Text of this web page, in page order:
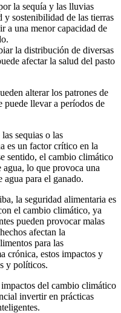
la sequía y las lluvias
y sostenibilidad de las tierras
a una menor capacidad de
la distribución de diversas
afectar la salud del pasto
alterar los patrones de
puede llevar a períodos de
sequias o las
es un factor crítico en la
sentido, el cambio climático
agua, lo que provoca una
para el ganado.
la seguridad alimentaria es
el cambio climático, ya
pueden provocar malas
afectan la
para las
crónica, estos impactos y
y políticos.
del cambio climático
invertir en prácticas